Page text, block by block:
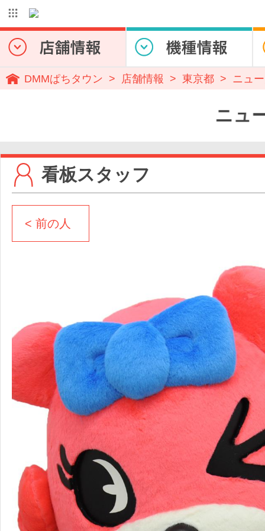
DMMぱちタウン 店舗情報 東京都 ニュ
ニュー
看板スタッフ
< 前の人